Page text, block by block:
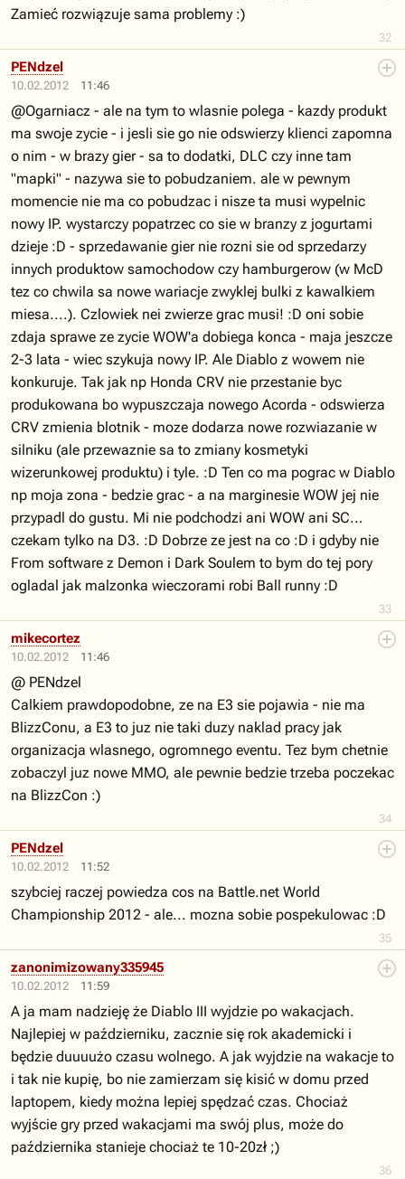
32
Zamieć rozwiązuje sama problemy :)
10.02.2012 11:46
33
PENdzel
@Ogarniacz - ale na tym to wlasnie polega - kazdy produkt
ma swoje zycie - i jesli sie go nie odswierzy klienci zapomna
o nim - w brazy gier - sa to dodatki, DLC czy inne tam
"mapki" - nazywa sie to pobudzaniem. ale w pewnym
momencie nie ma co pobudzac i nisze ta musi wypelnic
nowy IP. wystarczy popatrzec co sie w branzy z jogurtami
dzieje :D - sprzedawanie gier nie rozni sie od sprzedarzy
innych produktow samochodow czy hamburgerow (w McD
tez co chwila sa nowe wariacje zwyklej bulki z kawalkiem
miesa....). Czlowiek nei zwierze grac musi! :D oni sobie
zdaja sprawe ze zycie WOW'a dobiega konca - maja jeszcze
2-3 lata - wiec szykuja nowy IP. Ale Diablo z wowem nie
konkuruje. Tak jak np Honda CRV nie przestanie byc
produkowana bo wypuszczaja nowego Acorda - odswierza
CRV zmienia blotnik - moze dodarza nowe rozwiazanie w
silniku (ale przewaznie sa to zmiany kosmetyki
wizerunkowej produktu) i tyle. :D Ten co ma pograc w Diablo
np moja zona - bedzie grac - a na marginesie WOW jej nie
przypadl do gustu. Mi nie podchodzi ani WOW ani SC...
czekam tylko na D3. :D Dobrze ze jest na co :D i gdyby nie
From software z Demon i Dark Soulem to bym do tej pory
ogladal jak malzonka wieczorami robi Ball runny :D
10.02.2012 11:46
34
mikecortez
@ PENdzel
Calkiem prawdopodobne, ze na E3 sie pojawia - nie ma
BlizzConu, a E3 to juz nie taki duzy naklad pracy jak
organizacja wlasnego, ogromnego eventu. Tez bym chetnie
zobaczyl juz nowe MMO, ale pewnie bedzie trzeba poczekac
na BlizzCon :)
10.02.2012 11:52
35
PENdzel
szybciej raczej powiedza cos na Battle.net World
Championship 2012 - ale... mozna sobie pospekulowac :D
10.02.2012 11:59
36
zanonimizowany335945
A ja mam nadzieję że Diablo III wyjdzie po wakacjach.
Najlepiej w październiku, zacznie się rok akademicki i
będzie duuuużo czasu wolnego. A jak wyjdzie na wakacje to
i tak nie kupię, bo nie zamierzam się kisić w domu przed
laptopem, kiedy można lepiej spędzać czas. Chociaż
wyjście gry przed wakacjami ma swój plus, może do
października stanieje chociaż te 10-20zł ;)